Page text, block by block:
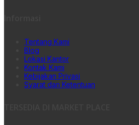
Tentang Kami
Blog
Lokasi Kantor
Kontak Kami
Kebijakan Privasi
Syarat dan Ketentuan